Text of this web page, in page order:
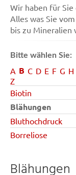
Wir haben für
Alles was Sie
bis zu Mineralien
Bitte wählen Sie:
A B C D E F G H
Z
Biotin
Blähungen
Bluthochdruck
Borreliose
Blähungen